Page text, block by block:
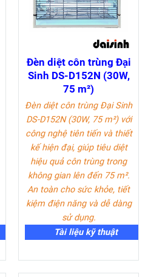
Đèn diệt côn trùng Đại
Sinh DS-D152N (30W,
75 m²)
Đèn diệt côn trùng Đại Sinh
DS-D152N (30W, 75 m²) với
công nghệ tiên tiến và thiết
kế hiện đại, giúp tiêu diệt
hiệu quả côn trùng trong
không gian lên đến 75 m².
An toàn cho sức khỏe, tiết
kiệm điện năng và dễ dàng
sử dụng.
Tài liệu kỹ thuật